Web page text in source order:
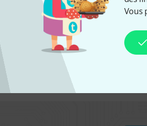
Vous
intégrée Non
Oui